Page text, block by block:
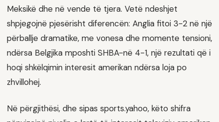
Meksikë dhe në vende të tjera. Vetë ndeshjet
shpjegojnë pjesërisht diferencën: Anglia fitoi 3-2 në një
përballje dramatike, me vonesa dhe momente tensioni,
ndërsa Belgjika mposhti SHBA-në 4-1, një rezultati që i
hoqi shkëlqimin interesit amerikan ndërsa loja po
zhvillohej.
Në përgjithësi, dhe sipas sports.yahoo, këto shifra